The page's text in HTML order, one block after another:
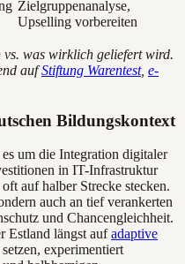
Zielgruppenanalyse,
Upselling vorbereiten
vs. was wirklich geliefert wird.
aufStiftung Warentest, e-
Bildungskontext
um die Integration digitaler
in IT-Infrastruktur
auf halber Strecke stecken.
auch an tief verankerten
und Chancengleichheit.
Estland längst aufadaptive
experimentiert